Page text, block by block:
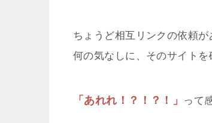
ちょうど相互リンクの依頼が
何の気なしに、そのサイトを
「あれれ！？！？！」 って